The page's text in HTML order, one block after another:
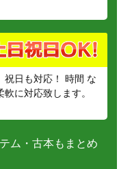
祝日も対応！ 時間 な
軟に対応致します。
ム・古本もまとめ